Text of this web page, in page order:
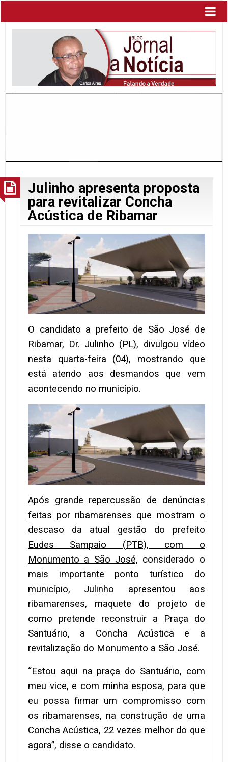
Julinho apresenta proposta
para revitalizar Concha
Acústica de Ribamar
O candidato a prefeito de São José de
Ribamar, Dr. Julinho (PL), divulgou vídeo
nesta quarta-feira (04), mostrando que
está atendo aos desmandos que vem
acontecendo no município.
Após grande repercussão de denúncias
feitas por ribamarenses que mostram o
descaso da atual gestão do prefeito
Eudes Sampaio (PTB), com o
Monumento a São José, considerado o
mais importante ponto turístico do
município, Julinho apresentou aos
ribamarenses, maquete do projeto de
como pretende reconstruir a Praça do
Santuário, a Concha Acústica e a
revitalização do Monumento a São José.
“Estou aqui na praça do Santuário, com
meu vice, e com minha esposa, para que
eu possa firmar um compromisso com
os ribamarenses, na construção de uma
Concha Acústica, 22 vezes melhor do que
agora”, disse o candidato.